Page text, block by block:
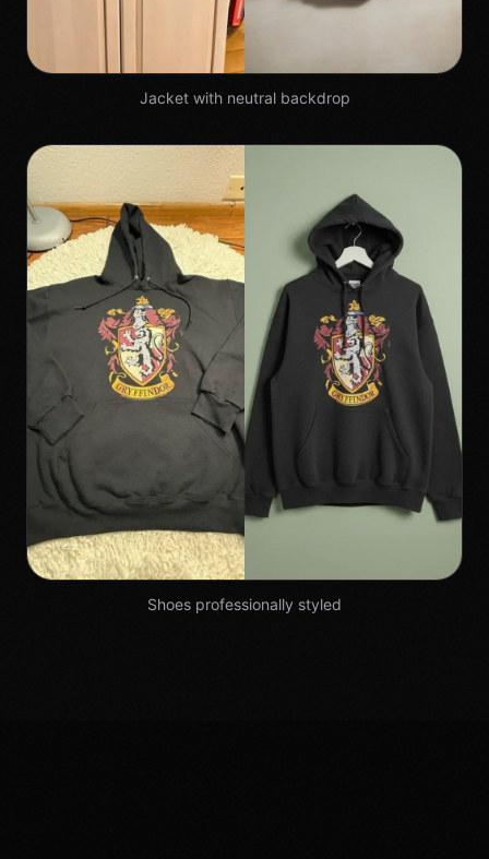
Jacket with neutral backdrop
Shoes professionally styled